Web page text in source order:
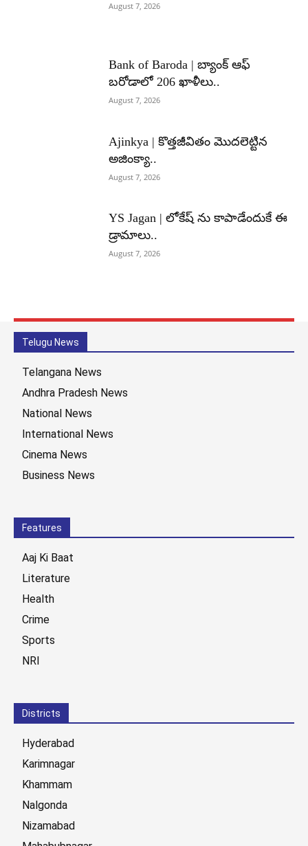
August 7, 2026
Bank of Baroda | బ్యాంక్‌ ఆఫ్‌
బరోడాలో 206 ఖాళీలు..
August 7, 2026
Ajinkya | కొత్తజీవితం మొదలెట్టిన
అజింక్యా..
August 7, 2026
YS Jagan | లోకేష్ ను కాపాడేందుకే ఈ
డ్రామాలు..
August 7, 2026
Telugu News
Telangana News
Andhra Pradesh News
National News
International News
Cinema News
Business News
Features
Aaj Ki Baat
Literature
Health
Crime
Sports
NRI
Districts
Hyderabad
Karimnagar
Khammam
Nalgonda
Nizamabad